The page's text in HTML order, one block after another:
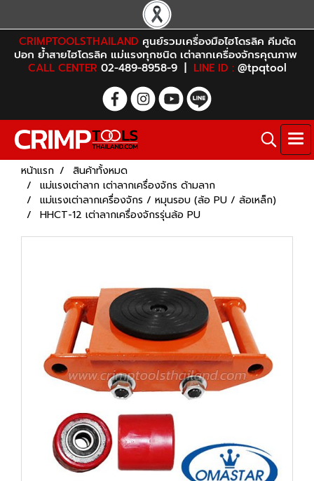
CRIMPTOOLSTHAILAND ศูนย์รวมเครื่องมือไฮโดรลิค คีมตัด
ปอก ย้ำสายไฮโดรลิค แม่แรงทุกชนิด เต่าลากเครื่องจักรคุณภาพ
CALL CENTER 02-489-8958-9 | LINE ID :@tpqtool
หน้าแรก
สินค้าทั้งหมด
แม่แรงเต่าลาก เต่าลากเครื่องจักร ด้ามลาก
แม่แรงเต่าลากเครื่องจักร / หมุนรอบ (ล้อ PU / ล้อเหล็ก)
HHCT-12 เต่าลากเครื่องจักรรุ่นล้อ PU